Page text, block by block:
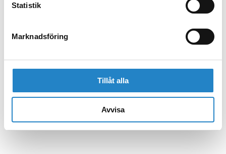
Statistik
Marknadsföring
Tillåt alla
Avvisa